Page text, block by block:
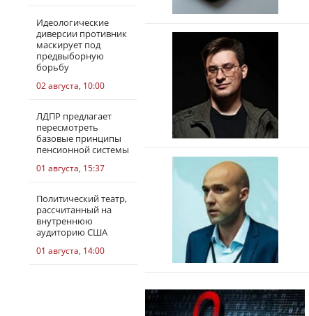
Идеологические
диверсии противник
маскирует под
предвыборную
борьбу
02 августа, 10:00
ЛДПР предлагает
пересмотреть
базовые принципы
пенсионной системы
01 августа, 15:37
Политический театр,
рассчитанный на
внутреннюю
аудиторию США
01 августа, 14:00